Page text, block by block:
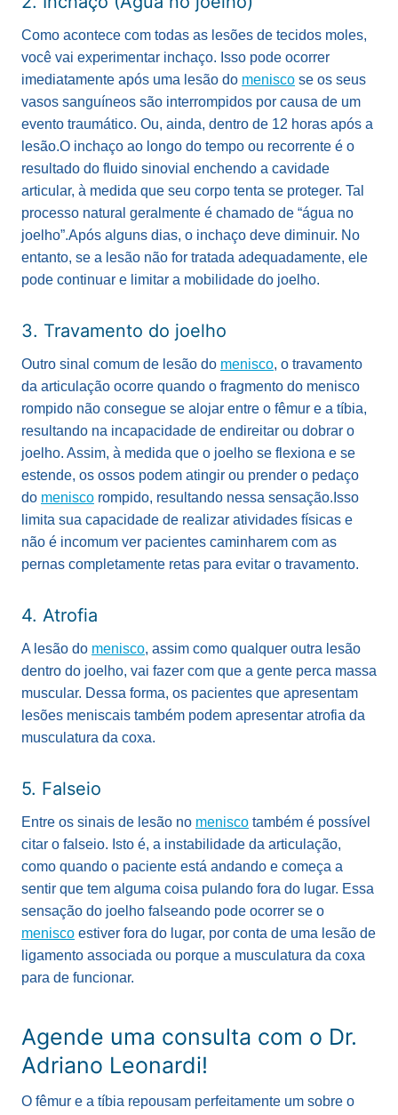
Como acontece com todas as lesões de tecidos moles,
você vai experimentar inchaço. Isso pode ocorrer
imediatamente após uma lesão do menisco se os seus
vasos sanguíneos são interrompidos por causa de um
evento traumático. Ou, ainda, dentro de 12 horas após a
lesão.O inchaço ao longo do tempo ou recorrente é o
resultado do fluido sinovial enchendo a cavidade
articular, à medida que seu corpo tenta se proteger. Tal
processo natural geralmente é chamado de “água no
joelho”.Após alguns dias, o inchaço deve diminuir. No
entanto, se a lesão não for tratada adequadamente, ele
pode continuar e limitar a mobilidade do joelho.
3. Travamento do joelho
Outro sinal comum de lesão do menisco, o travamento
da articulação ocorre quando o fragmento do menisco
rompido não consegue se alojar entre o fêmur e a tíbia,
resultando na incapacidade de endireitar ou dobrar o
joelho. Assim, à medida que o joelho se flexiona e se
estende, os ossos podem atingir ou prender o pedaço
do menisco rompido, resultando nessa sensação. Isso
limita sua capacidade de realizar atividades físicas e
não é incomum ver pacientes caminharem com as
pernas completamente retas para evitar o travamento.
4. Atrofia
A lesão do menisco, assim como qualquer outra lesão
dentro do joelho, vai fazer com que a gente perca massa
muscular. Dessa forma, os pacientes que apresentam
lesões meniscais também podem apresentar atrofia da
musculatura da coxa.
5. Falseio
Entre os sinais de lesão no menisco também é possível
citar o falseio. Isto é, a instabilidade da articulação,
como quando o paciente está andando e começa a
sentir que tem alguma coisa pulando fora do lugar. Essa
sensação do joelho falseando pode ocorrer se o
menisco estiver fora do lugar, por conta de uma lesão de
ligamento associada ou porque a musculatura da coxa
para de funcionar.
Agende uma consulta com o Dr.
Adriano Leonardi!
O fêmur e a tíbia repousam perfeitamente um sobre o